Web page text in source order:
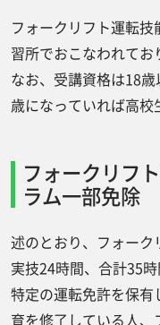
フォークリフト運転
習所でおこなわれてお
なお、受講資格は18
歳になっていれば高校
フォークリフ
ラム一部免除
述のとおり、フォーク
実技24時間、合計35
特定の運転免許を保
育を修了している人